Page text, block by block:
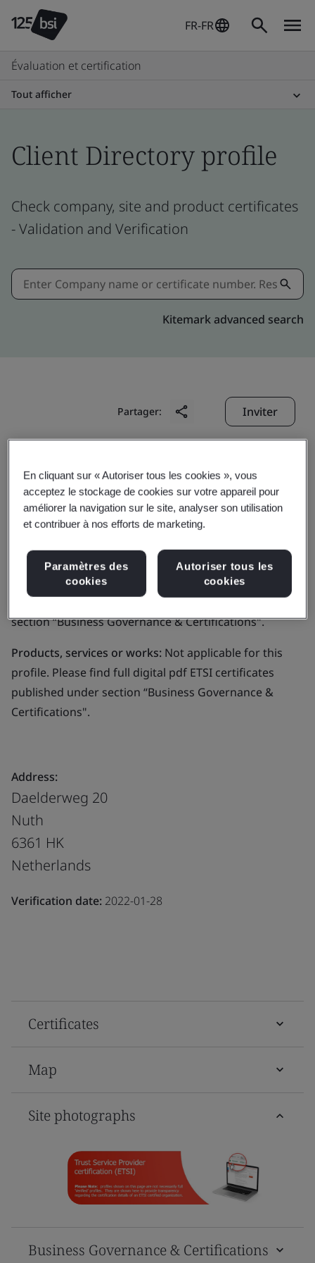
FR-FR
Évaluation et certification
Tout afficher
Client Directory profile
Check company, site and product certificates
- Validation and Verification
Kitemark advanced search
Partager: Inviter
DynaGroup B.V.
Business scope:Not applicable for this profile. Please
find full digital pdf ETSI certificates published under
section “Business Governance & Certifications".
Products, services or works: Not applicable for this
profile. Please find full digital pdf ETSI certificates
published under section “Business Governance &
Certifications".
Address:
Daelderweg 20
Nuth
6361 HK
Netherlands
Verification date: 2022-01-28
Certificates
Map
Site photographs
Business Governance & Certifications
En cliquant sur « Autoriser tous les cookies », vous
acceptez le stockage de cookies sur votre appareil pour
améliorer la navigation sur le site, analyser son utilisation
et contribuer à nos efforts de marketing.
Paramètres des
cookies
Autoriser tous les
cookies